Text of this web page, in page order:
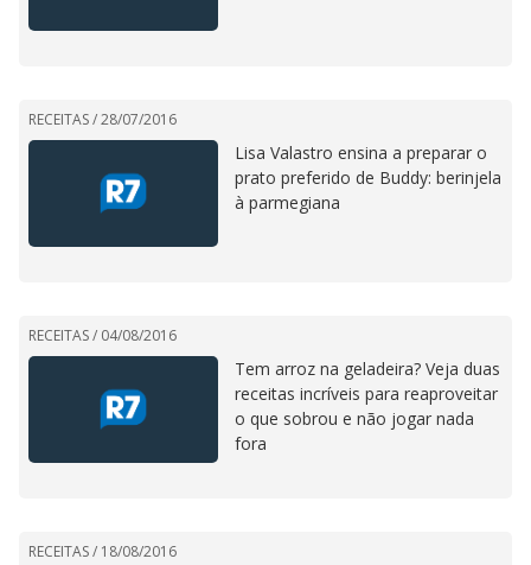
RECEITAS /28/07/2016
Lisa Valastro ensina a preparar o
prato preferido de Buddy: berinjela
à parmegiana
RECEITAS / 04/08/2016
Tem arroz na geladeira? Veja duas
receitas incríveis para reaproveitar
o que sobrou e não jogar nada
fora
RECEITAS / 18/08/2016